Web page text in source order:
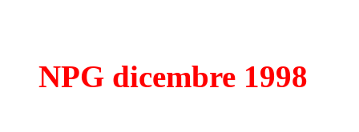
NPG dicembre 1998